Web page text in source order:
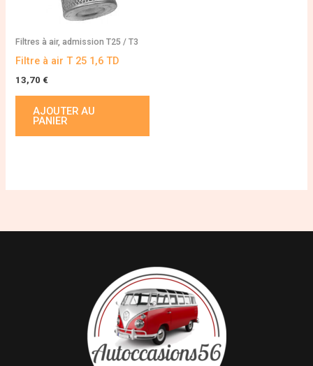
Filtres à air, admission T25 / T3
Filtre à air T 25 1,6 TD
13,70 €
AJOUTER AU
PANIER